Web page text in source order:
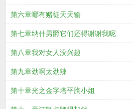
第六章哪有赌徒天天输
第七章纳什男爵它们还得谢谢我呢
第八章我对女人没兴趣
第九章劲啊太劲辣
第十章光之金字塔平胸小姐